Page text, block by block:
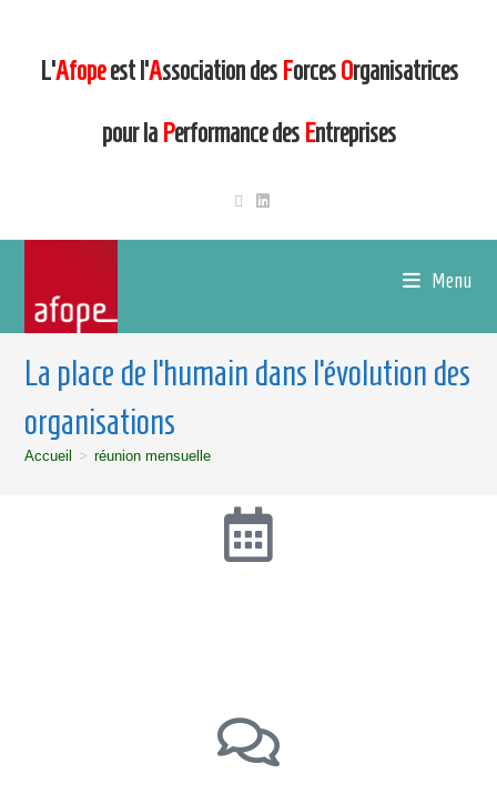
L’Afopeest l’Association des ForcesOrganisatrices
pour la Performance des Entreprises
Menu
La place de l’humain dans l’évolution des
organisations
Accueil > réunion mensuelle